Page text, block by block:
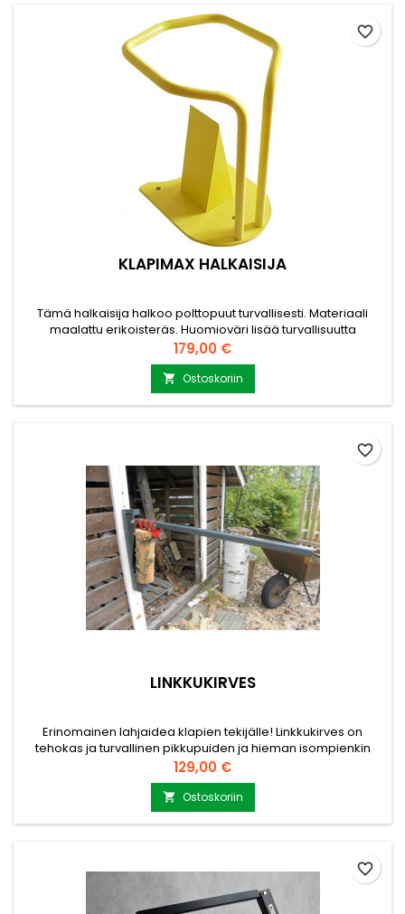
KLAPIMAX HALKAISIJA
Tämä halkaisija halkoo polttopuut turvallisesti. Materiaali
maalattu erikoisteräs. Huomioväri lisää turvallisuutta
heikossa valossa halottaessa. Valmistettu ja suunniteltu
Suomessa. Paino 13kg Mitat 30 × 28 × 40 cm 2 vuoden takuu.
Valitse valikosta 2kg moukari mukaan. Kolme kiinnitysreikää
alustassa kiinnittämiseen.(Ei mukana toimituksessa)...
Hinta
179,00 €
 Ostoskoriin
favorite_border
LINKKUKIRVES
Erinomainen lahjaidea klapien tekijälle! Linkkukirves on
tehokas ja turvallinen pikkupuiden ja hieman isompienkin
polttopuiden pilkontaan tarkoitettu kotimainen
kirvesinnovaatio. Seinään kiinnitettävällä Linkkukirveellä puun
halkaisu tapahtuu vipuvoimaa hyväksikäyttäen, ilman
lyöntiliikettä. Kiinnitysruuvit ja käyttöohje kuuluvat
toimitukseen....
Hinta
129,00 €
 Ostoskoriin
favorite_border
favorite_border